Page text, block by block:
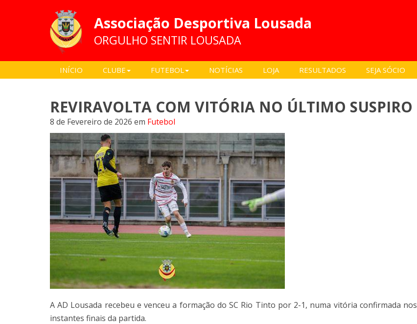
Associação Desportiva Lousada
ORGULHO SENTIR LOUSADA
INÍCIO CLUBE FUTEBOL NOTÍCIAS LOJA RESULTADOS SEJA SÓCIO
REVIRAVOLTA COM VITÓRIA NO ÚLTIMO SUSPIRO
8 de Fevereiro de 2026 em Futebol
A AD Lousada recebeu e venceu a formação doSC Rio Tinto por 2-1, numa vitória confirmada nos
instantes finais da partida.